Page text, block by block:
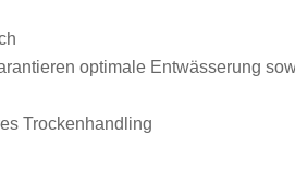
optimale Entwässerung
Trockenhandling